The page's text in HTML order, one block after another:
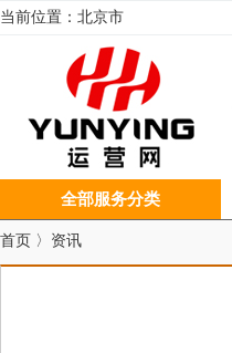
当前位置： 北京市
全部服务分类
首页 〉 资讯